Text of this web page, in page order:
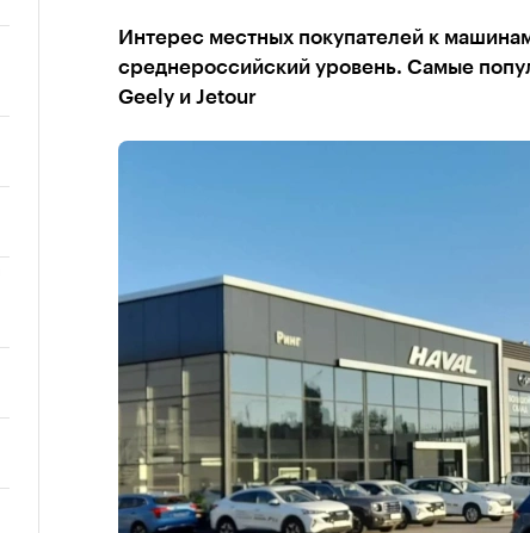
Интерес местных покупателей к
среднероссийский уровень. Самые
Geely и Jetour